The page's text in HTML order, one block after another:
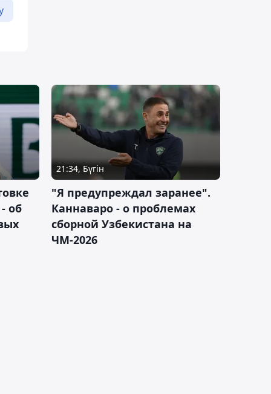
об
21:34, Бүгін
"Я предупреждал заранее".
Каннаваро - о проблемах
сборной Узбекистана на
ЧМ-2026